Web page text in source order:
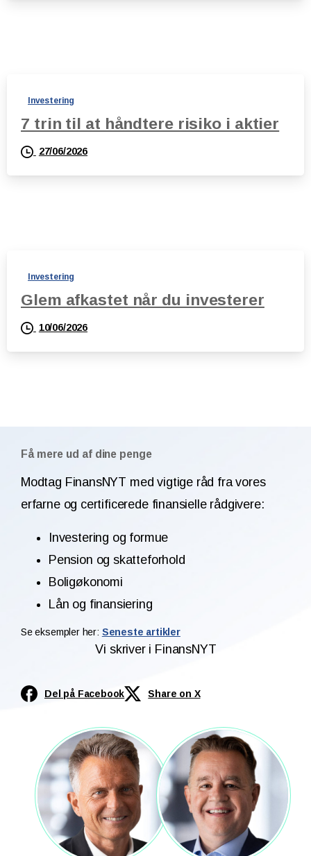
Investering
7 trin til at håndtere risiko i aktier
27/06/2026
Investering
Glem afkastet når du investerer
10/06/2026
Få mere ud af dine penge
Modtag FinansNYT med vigtige råd fra vores
erfarne og certificerede finansielle rådgivere:
Investering og formue
Pension og skatteforhold
Boligøkonomi
Lån og finansiering
Se eksempler her: Seneste artikler
Vi skriver i FinansNYT
Del på Facebook Share on X